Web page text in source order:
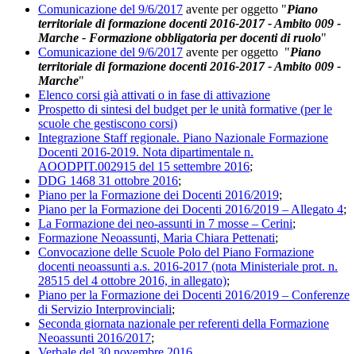
Comunicazione del 9/6/2017 avente per oggetto "Piano
territoriale di formazione docenti 2016-2017 - Ambito 009 -
Marche - Formazione obbligatoria per docenti di ruolo"
Comunicazione del 9/6/2017 avente per oggetto "Piano
territoriale di formazione docenti 2016-2017 - Ambito 009 -
Marche"
Elenco corsi già attivati o in fase di attivazione
Prospetto di sintesi del budget per le unità formative (per le
scuole che gestiscono corsi)
Integrazione Staff regionale. Piano Nazionale Formazione
Docenti 2016-2019. Nota dipartimentale n.
AOODPIT.002915 del 15 settembre 2016;
DDG 1468 31 ottobre 2016;
Piano per la Formazione dei Docenti 2016/2019;
Piano per la Formazione dei Docenti 2016/2019 – Allegato 4;
La Formazione dei neo-assunti in 7 mosse – Cerini;
Formazione Neoassunti, Maria Chiara Pettenati;
Convocazione delle Scuole Polo del Piano Formazione
docenti neoassunti a.s. 2016-2017 (nota Ministeriale prot. n.
28515 del 4 ottobre 2016, in allegato);
Piano per la Formazione dei Docenti 2016/2019 – Conferenze
di Servizio Interprovinciali;
Seconda giornata nazionale per referenti della Formazione
Neoassunti 2016/2017;